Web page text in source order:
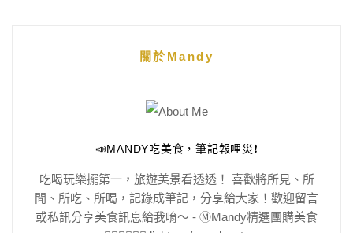
關於Mandy
📣MANDY吃美食，筆記報哩災❗️
吃喝玩樂擺第一，旅遊美景看透透！ 喜歡將所見、所
聞、所吃、所喝，記錄成筆記，分享給大家！歡迎留言
或私訊分享美食訊息給我唷～ - Ⓜ️Mandy精選團購美食